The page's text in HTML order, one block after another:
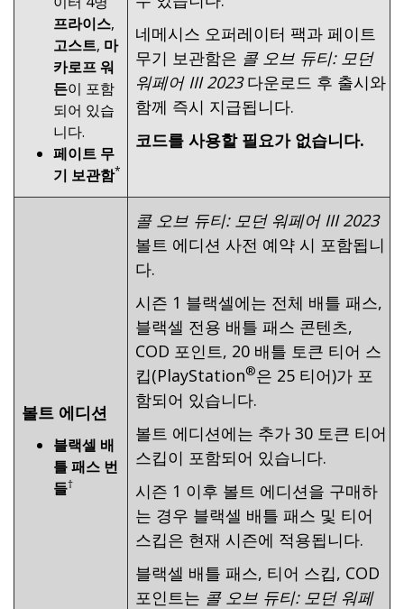
프라이스,
고스트, 마
카로프워
든이 포함
되어 있습
니다.
페이트 무
기 보관함*
네메시스 오퍼레이터 팩과 페이트
무기 보관함은 콜 오브 듀티: 모던
워페어 III 2023다운로드 후 출시와
함께 즉시 지급됩니다.
코드를 사용할 필요가 없습니다.
볼트 에디션
블랙셀 배
틀 패스 번
들†
콜 오브 듀티: 모던 워페어 III 2023
볼트 에디션 사전 예약 시 포함됩니
다.
시즌 1 블랙셀에는 전체 배틀 패스,
블랙셀 전용 배틀 패스 콘텐츠,
COD 포인트, 20 배틀 토큰 티어 스
킵(PlayStation®은 25 티어)가 포
함되어 있습니다.
볼트 에디션에는 추가 30 토큰 티어
스킵이 포함되어 있습니다.
시즌 1 이후 볼트 에디션을 구매하
는 경우 블랙셀 배틀 패스 및 티어
스킵은 현재 시즌에 적용됩니다.
블랙셀 배틀 패스, 티어 스킵, COD
포인트는 콜 오브 듀티: 모던 워페